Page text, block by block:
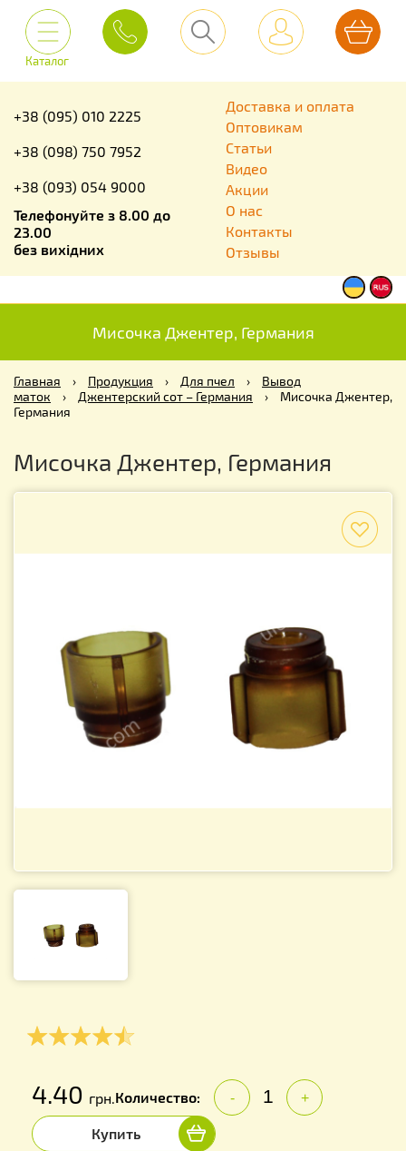
Каталог
+38 (095) 010 2225
+38 (098) 750 7952
+38 (093) 054 9000
Телефонуйте з 8.00 до
23.00
без вихідних
Доставка и оплата
Оптовикам
Статьи
Видео
Акции
О нас
Контакты
Отзывы
Мисочка Джентер, Германия
Главная › Продукция › Для пчел ›
Вывод
маток
› Джентерский сот – Германия ›
Мисочка Джентер,
Германия
Мисочка Джентер, Германия
4.40 грн.Количество: - +
Купить